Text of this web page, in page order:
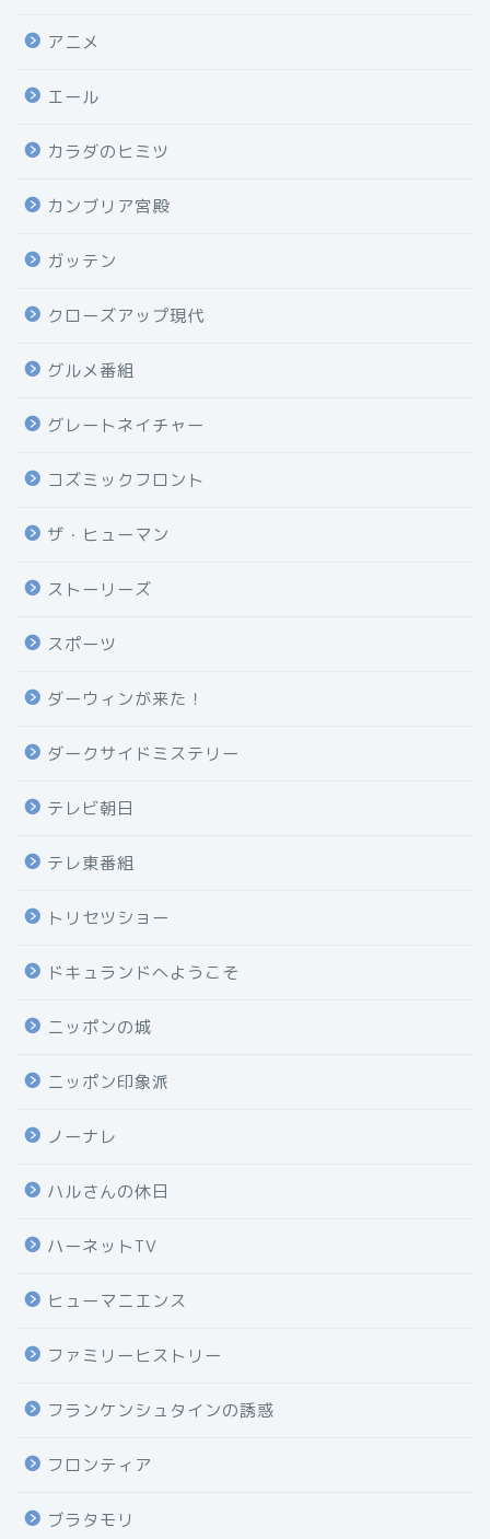
アニメ
エール
カラダのヒミツ
カンブリア宮殿
ガッテン
クローズアップ現代
グルメ番組
グレートネイチャー
コズミックフロント
ザ・ヒューマン
ストーリーズ
スポーツ
ダーウィンが来た！
ダークサイドミステリー
テレビ朝日
テレ東番組
トリセツショー
ドキュランドへようこそ
ニッポンの城
ニッポン印象派
ノーナレ
ハルさんの休日
ハーネットTV
ヒューマニエンス
ファミリーヒストリー
フランケンシュタインの誘惑
フロンティア
ブラタモリ